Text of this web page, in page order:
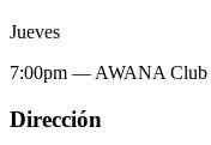
Jueves
7:00pm — AWANA Club
Dirección